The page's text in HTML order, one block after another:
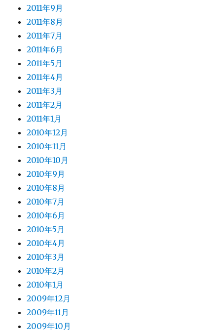
2011年9月
2011年8月
2011年7月
2011年6月
2011年5月
2011年4月
2011年3月
2011年2月
2011年1月
2010年12月
2010年11月
2010年10月
2010年9月
2010年8月
2010年7月
2010年6月
2010年5月
2010年4月
2010年3月
2010年2月
2010年1月
2009年12月
2009年11月
2009年10月